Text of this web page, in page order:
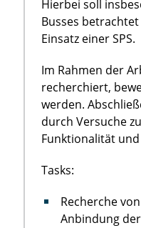
Hierbei soll
Busses
Einsatz einer SPS.
Im Rahmen der
recherchiert,
werden.
durch Versuche
Funktionalität
Tasks:
Recherche
Anbindung